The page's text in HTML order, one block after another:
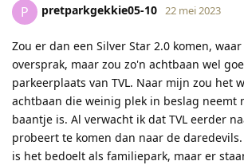
P pretparkgekkie05-10 22 mei 2023
Zou er dan een Silver Star 2.0 komen,
oversprak, maar zou zo'n achtbaan wel
parkeerplaats van TVL. Naar mijn zou het
achtbaan die weinig plek in beslag neemt
baantje is. Al verwacht ik dat TVL eerder
probeert te komen dan naar de daredevils.
is het bedoelt als familiepark, maar er